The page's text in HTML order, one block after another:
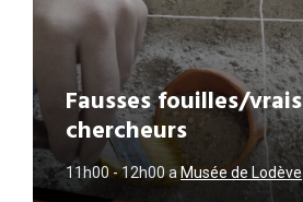
Fausses fouilles/vrais
chercheurs
11h00 - 12h00aMusée de Lodève